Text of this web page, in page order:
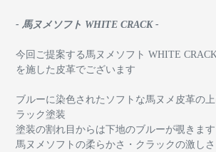
- 馬ヌメソフト WHITE CRACK -
今回ご提案する馬ヌメソフト WHITE
を施した皮革でございます
ブルーに染色されたソフトな馬ヌメ皮革の
ラック塗装
塗装の割れ目からは下地のブルーが覗きます
馬ヌメソフトの柔らかさ・クラックの激し